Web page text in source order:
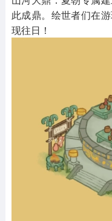
此成鼎。绘世者们在
现往日！